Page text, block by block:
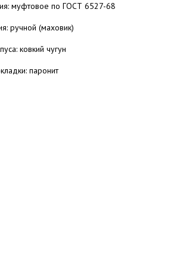
муфтовое по ГОСТ 6527-68
ручной (маховик)
ковкий чугун
паронит